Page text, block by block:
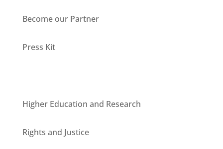
Become our Partner
Press Kit
Higher Education and Research
Rights and Justice